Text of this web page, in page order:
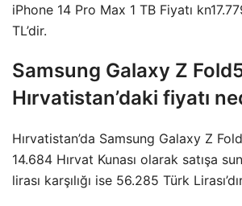
iPhone 14 Pro Max 1 TB Fiyatı
TL’dir.
Samsung Galaxy Z
Hırvatistan’daki fiyatı
Hırvatistan’da Samsung Galaxy Z
14.684 Hırvat Kunası olarak satışa
lirası karşılığı ise 56.285 Türk